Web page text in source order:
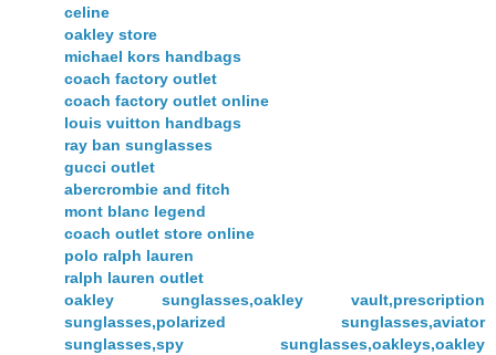
celine
oakley store
michael kors handbags
coach factory outlet
coach factory outlet online
louis vuitton handbags
ray ban sunglasses
gucci outlet
abercrombie and fitch
mont blanc legend
coach outlet store online
polo ralph lauren
ralph lauren outlet
oakley sunglasses,oakley vault,prescription
sunglasses,polarized sunglasses,aviator
sunglasses,spy sunglasses,oakleys,oakley